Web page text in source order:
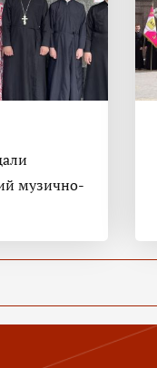
музично-